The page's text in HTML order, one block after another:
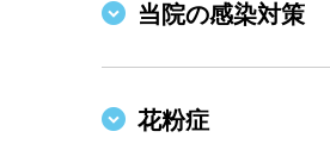
当院の感染対策
花粉症